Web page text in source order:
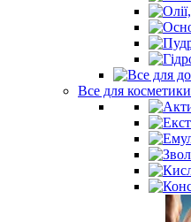
Все для косметики